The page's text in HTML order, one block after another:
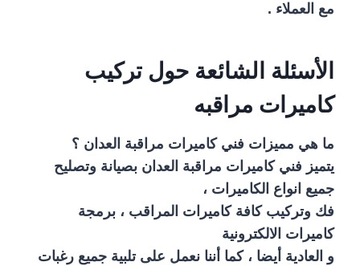
مع العملاء .
الأسئلة الشائعة حول تركيب
كاميرات مراقبه
ما هي مميزات فني كاميرات مراقبة العدان ؟
يتميز فني كاميرات مراقبة العدان بصيانة وتصليح
جميع انواع الكاميرات ،
فك وتركيب كافة كاميرات المراقب ، برمجة
كاميرات الالكترونية
و العادية أيضا ، كما أننا نعمل على تلبية جميع رغبات